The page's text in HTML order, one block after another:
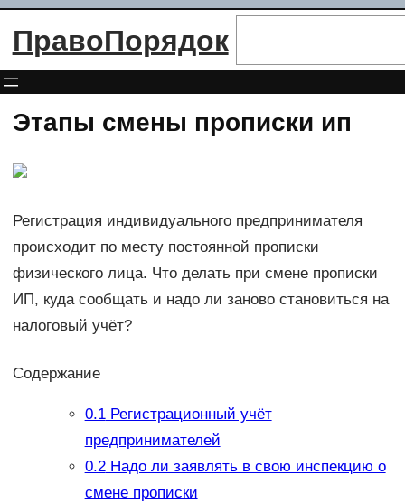
Перейти
ПравоПорядок
Этапы смены прописки ип
Регистрация индивидуального предпринимателя
происходит по месту постоянной прописки
физического лица. Что делать при смене прописки
ИП, куда сообщать и надо ли заново становиться на
налоговый учёт?
Содержание
0.1Регистрационный учёт
предпринимателей
0.2Надо ли заявлять в свою инспекцию о
смене прописки